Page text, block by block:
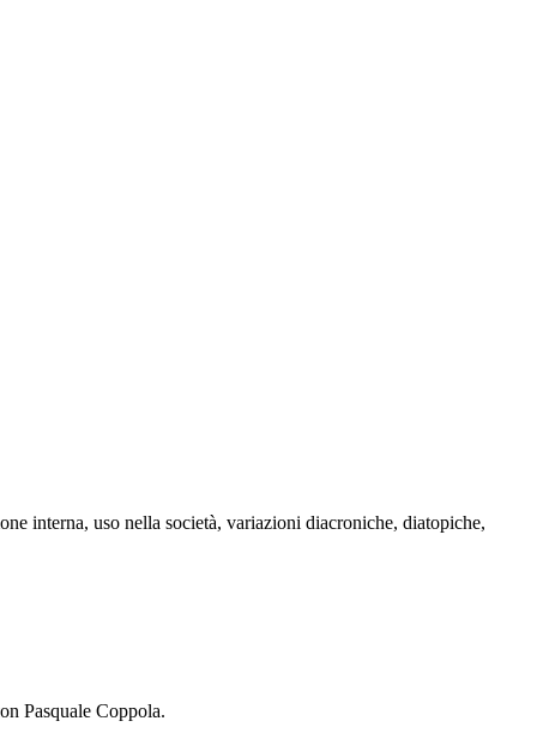
interna, uso nella società, variazioni diacroniche, diatopiche,
Pasquale Coppola.